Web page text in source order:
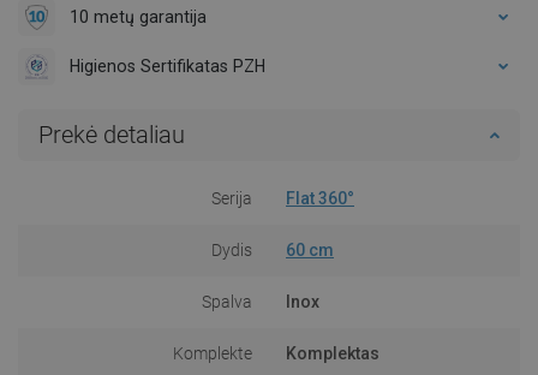
10 metų garantija
Higienos Sertifikatas PZH
Prekė detaliau
Serija Flat 360°
Dydis 60 cm
Spalva Inox
Komplekte Komplektas